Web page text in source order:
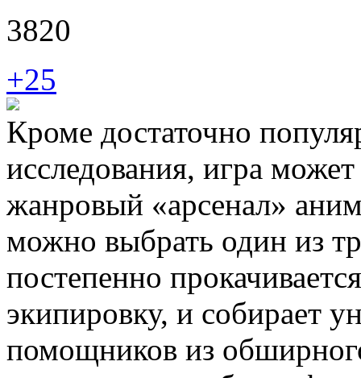
3820
+25
Кроме достаточно
исследования, игра
жанровый «арсенал»
можно выбрать один из
постепенно
экипировку, и собирает
помощников из